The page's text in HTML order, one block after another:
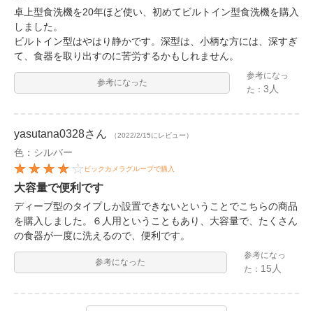
卓上型食洗機を20年ほど使い、初めてビルトイン型食洗機を購入
しました。
ビルトイン型はやはり静かです。深型は、小柄な方には、深すぎ
て、食器を取り出すのに苦労するかもしれません。
参考になった
参考になっ
た：3人
yasutana0328さん （2022/2/15にレビュー）
色：シルバー
ビックカメラグループで購入
大容量で便利です
ディープ型のタイプしか設置できないということでこちらの商品
を購入しました。６人用ということもあり、大容量で、たくさん
の食器が一度に洗えるので、便利です。
参考になった
参考になっ
た： 15人